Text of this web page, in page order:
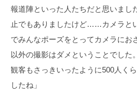
報道陣といった人たちだと思いまし
止でもありましたけど……カメラと
でみんなポーズをとってカメラに
以外の撮影はダメということでし
観客もさっきいったように500人く
したね」